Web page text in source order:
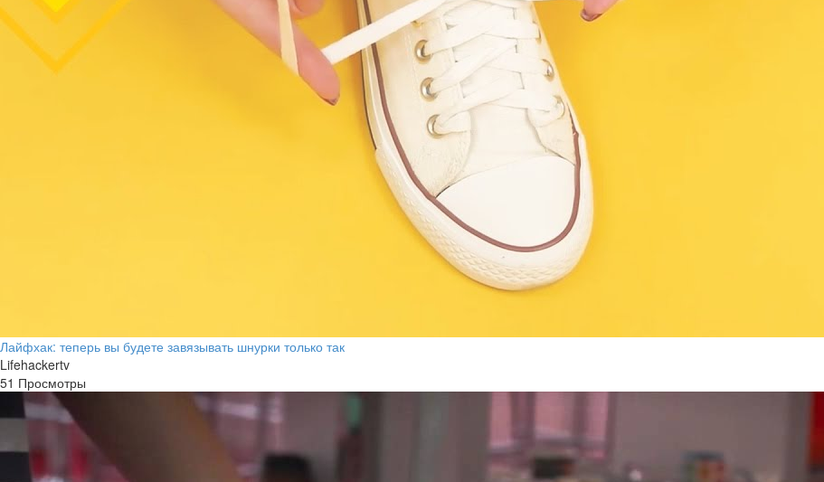
Лайфхак: теперь вы будете завязывать шнурки только так
Lifehackertv
51 Просмотры